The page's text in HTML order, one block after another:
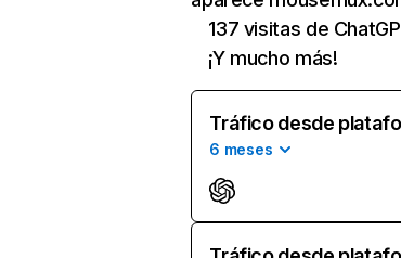
137 visitas de
¡Y mucho más!
Tráfico desde
6 meses